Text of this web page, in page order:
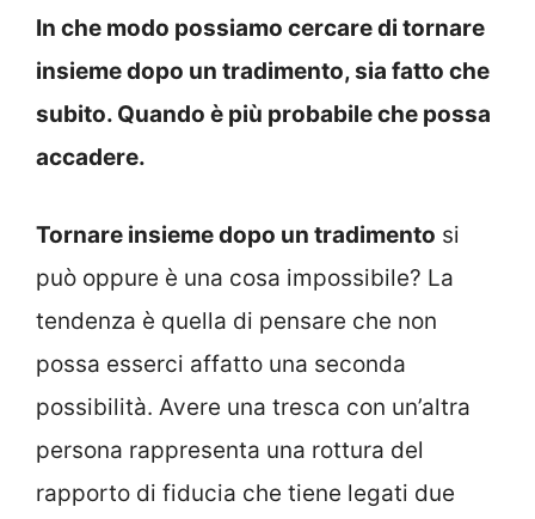
In che modo possiamo cercare di tornare
insieme dopo un tradimento, sia fatto che
subito. Quando è più probabile che possa
accadere.
Tornare insieme dopo un tradimento si
può oppure è una cosa impossibile? La
tendenza è quella di pensare che non
possa esserci affatto una seconda
possibilità. Avere una tresca con un’altra
persona rappresenta una rottura del
rapporto di fiducia che tiene legati due